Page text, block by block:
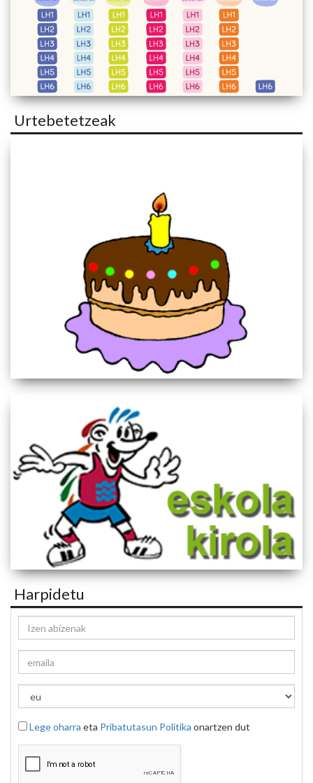
Urtebetetzeak
Harpidetu
Lege oharra eta Pribatutasun Politika onartzen dut